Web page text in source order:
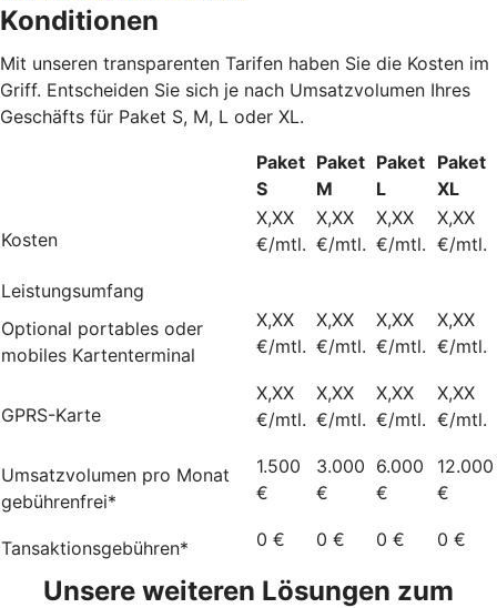
Konditionen
Mit unseren transparenten Tarifen haben Sie die Kosten im
Griff. Entscheiden Sie sich je nach Umsatzvolumen Ihres
Geschäfts für Paket S, M, L oder XL.
Paket
S
Paket
M
Paket
L
Paket
XL
Kosten
X,XX
€/mtl.
X,XX
€/mtl.
X,XX
€/mtl.
X,XX
€/mtl.
Leistungsumfang
Optional portables oder
mobiles Kartenterminal
X,XX
€/mtl.
X,XX
€/mtl.
X,XX
€/mtl.
X,XX
€/mtl.
GPRS-Karte
X,XX
€/mtl.
X,XX
€/mtl.
X,XX
€/mtl.
X,XX
€/mtl.
Umsatzvolumen pro Monat
gebührenfrei*
1.500
€
3.000
€
6.000
€
12.000
€
Tansaktionsgebühren* 0 € 0 € 0 € 0 €
Unsere weiteren Lösungen zum